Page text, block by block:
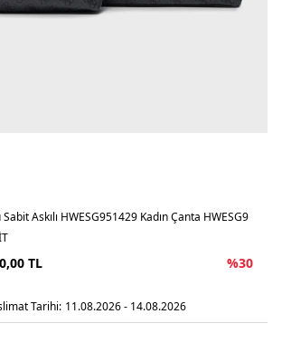
Askılı HWESG951429 Kadın Çanta HWESG9
TL %30
Tarihi: 11.08.2026 - 14.08.2026